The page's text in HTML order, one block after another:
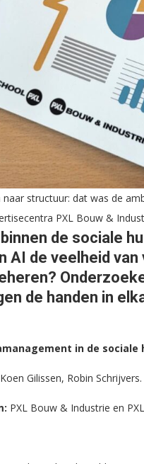
naar structuur: dat was de
PXL Bouw &
de sociale
AI de veelheid
de handen in
in de
Gilissen, Robin
PXL Bouw & Industrie en